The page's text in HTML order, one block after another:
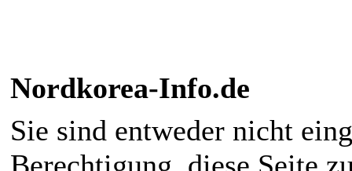
Nordkorea-Info.de
Sie sind entweder nicht
Berechtigung, diese Seite